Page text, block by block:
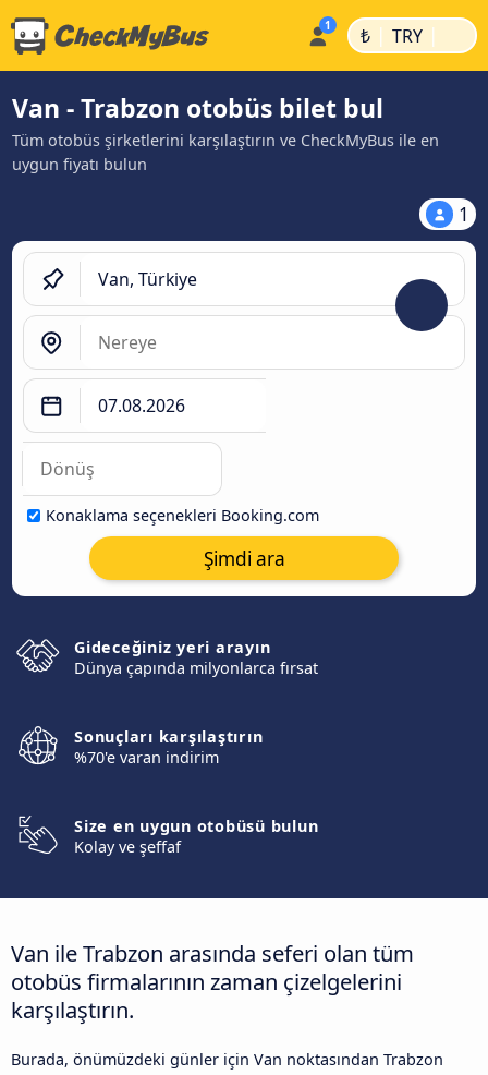
₺ | TRY |
Van - Trabzon otobüs bilet bul
Tüm otobüs şirketlerini karşılaştırın ve CheckMyBus ile en
uygun fiyatı bulun
1
Konaklama seçenekleri Booking.com
Şimdi ara
Gideceğiniz yeri arayın
Dünya çapında milyonlarca fırsat
Sonuçları karşılaştırın
%70'e varan indirim
Size en uygun otobüsü bulun
Kolay ve şeffaf
Van ile Trabzon arasında seferi olan tüm
otobüs firmalarının zaman çizelgelerini
karşılaştırın.
Burada, önümüzdeki günler için Van noktasından Trabzon